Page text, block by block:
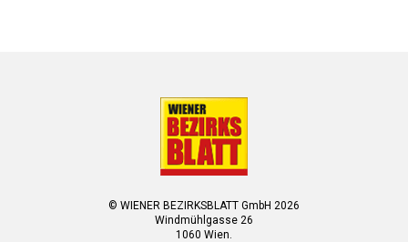
© WIENER BEZIRKSBLATT GmbH 2026
Windmühlgasse 26
1060 Wien.